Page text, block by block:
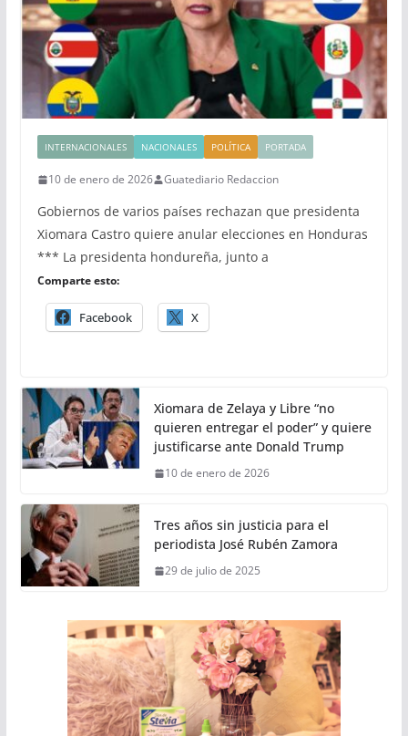
INTERNACIONALES NACIONALES POLÍTICA PORTADA
10 de enero de 2026 Guatediario Redaccion
Gobiernos de varios países rechazan que presidenta
Xiomara Castro quiere anular elecciones en Honduras
*** La presidenta hondureña, junto a
Comparte esto:
Facebook X
Xiomara de Zelaya y Libre “no
quieren entregar el poder” y quiere
justificarse ante Donald Trump
10 de enero de 2026
Tres años sin justicia para el
periodista José Rubén Zamora
29 de julio de 2025